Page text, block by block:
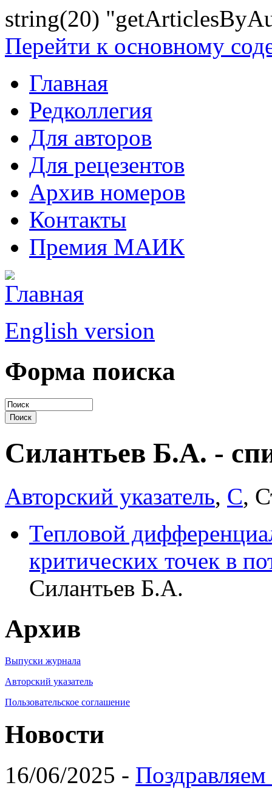
string(20)
Перейти к основному
Главная
Редколлегия
Для авторов
Для рецезентов
Архив номеров
Контакты
Премия МАИК
English version
Форма поиска
Силантьев Б.А. -
Авторский указатель, С,
Тепловой
критических точек в
Силантьев Б.А.
Архив
Выпуски журнала
Авторский указатель
Пользовательское соглашение
Новости
16/06/2025 -